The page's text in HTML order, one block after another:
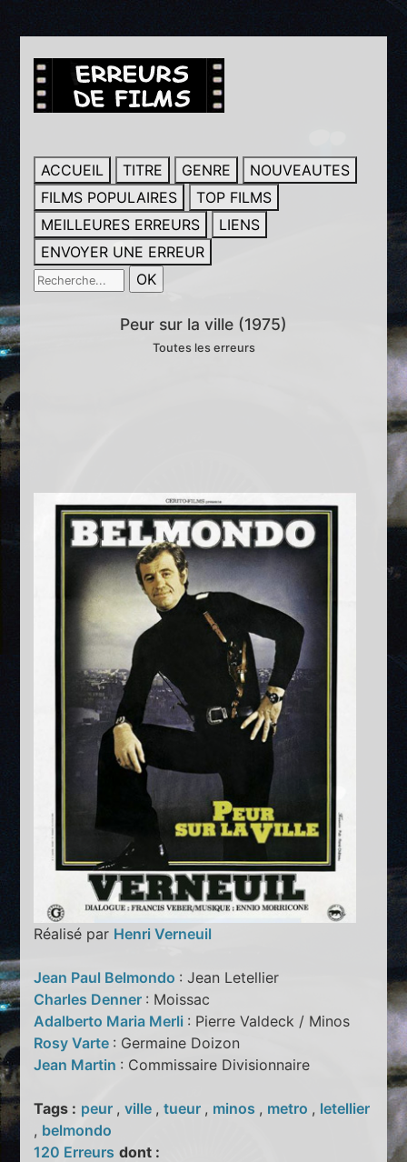
ACCUEIL TITRE GENRE
NOUVEAUTES
FILMS POPULAIRES
TOP FILMS
MEILLEURES ERREURS
LIENS
ENVOYER UNE ERREUR
Peur sur la ville (1975)
Toutes les erreurs
Réalisé par Henri Verneuil
Jean Paul Belmondo : Jean Letellier
Charles Denner : Moissac
Adalberto Maria Merli : Pierre Valdeck / Minos
Rosy Varte : Germaine Doizon
Jean Martin : Commissaire Divisionnaire
Tags : peur ,ville ,tueur , minos , metro , letellier
, belmondo
120 Erreurs dont :